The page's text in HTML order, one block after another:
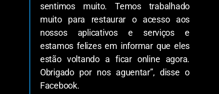
sentimos muito. Temos trabalhado
muito para restaurar o acesso aos
nossos aplicativos e serviços e
estamos felizes em informar que eles
estão voltando a ficar online agora.
Obrigado por nos aguentar”, disse o
Facebook.